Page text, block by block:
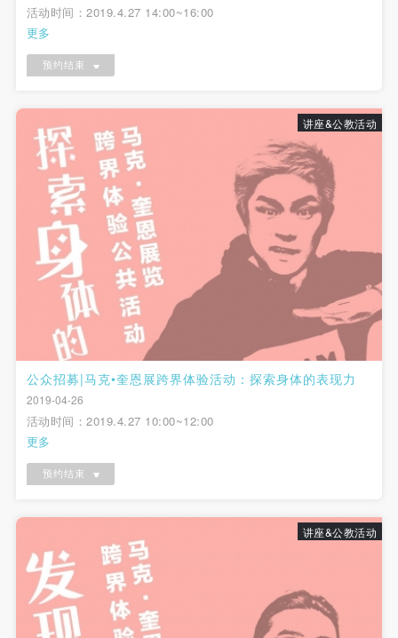
活动时间：2019.4.27 14:00~16:00
更多
预约结束
讲座&公教活动
公众招募|马克•奎恩展跨界体验活动：探索身体的表现力
2019-04-26
活动时间：2019.4.27 10:00~12:00
更多
预约结束
讲座&公教活动